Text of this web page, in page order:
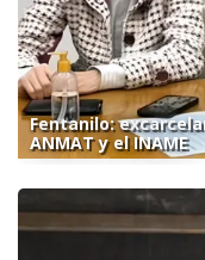
Fentanilo:
ANMAT y el INAME